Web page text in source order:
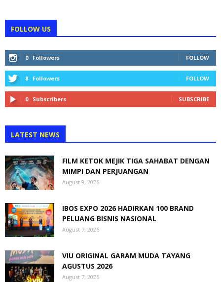
FOLLOW US
0 Followers FOLLOW
8 Followers FOLLOW
0 Subscribers SUBSCRIBE
LATEST NEWS
FILM KETOK MEJIK TIGA SAHABAT DENGAN
MIMPI DAN PERJUANGAN
August 9, 2026
IBOS EXPO 2026 HADIRKAN 100 BRAND
PELUANG BISNIS NASIONAL
August 7, 2026
VIU ORIGINAL GARAM MUDA TAYANG
AGUSTUS 2026
August 7, 2026